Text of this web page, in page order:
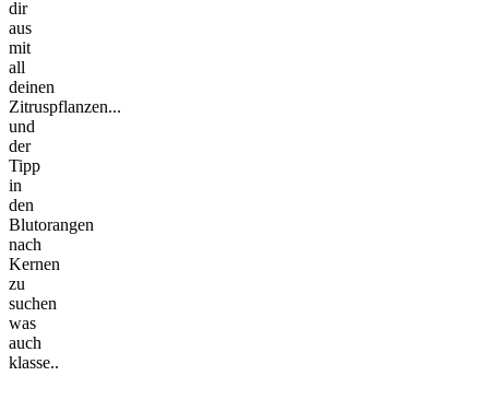
dir
aus
mit
all
deinen
Zitruspflanzen...
und
der
Tipp
in
den
Blutorangen
nach
Kernen
zu
suchen
was
auch
klasse..